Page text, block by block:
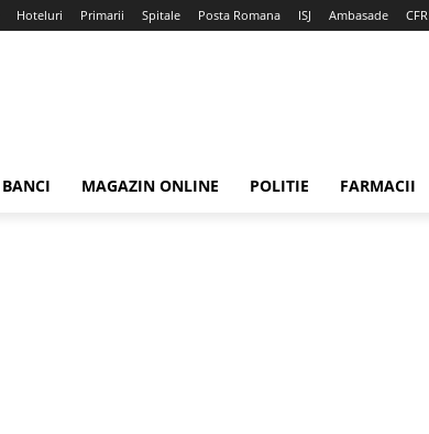
Hoteluri Primarii Spitale Posta Romana ISJ Ambasade CFR
BANCI MAGAZIN ONLINE POLITIE FARMACII